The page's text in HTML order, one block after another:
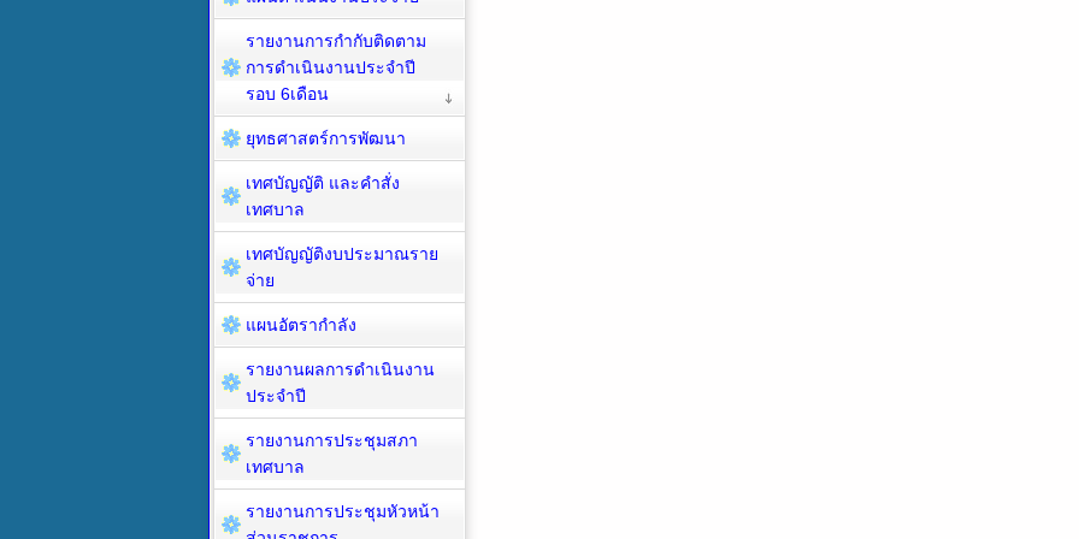
รายงานการกำกับติดตาม
การดำเนินงานประจำปี
รอบ 6เดือน
ยุทธศาสตร์การพัฒนา
เทศบัญญัติ และคำสั่ง
เทศบาล
เทศบัญญัติงบประมาณราย
จ่าย
แผนอัตรากำลัง
รายงานผลการดำเนินงาน
ประจำปี
รายงานการประชุมสภา
เทศบาล
รายงานการประชุมหัวหน้า